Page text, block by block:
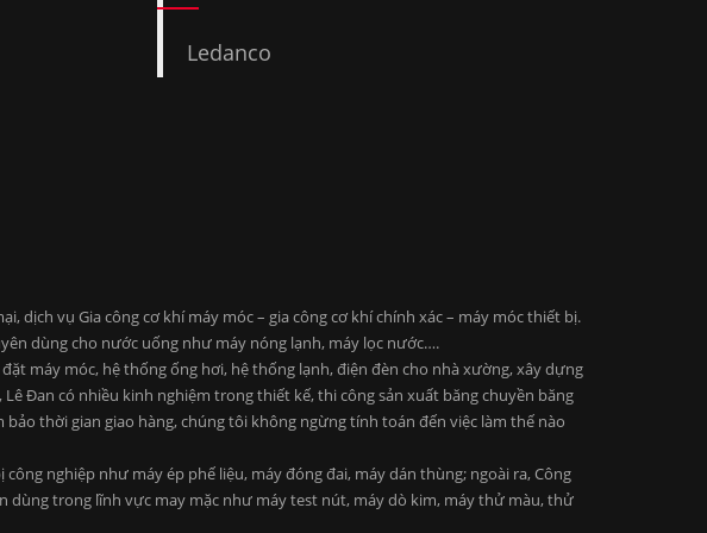
Ledanco
dịch vụ Gia công cơ khí máy móc – gia công cơ khí chính xác – máy móc thiết bị.
dùng cho nước uống như máy nóng lạnh, máy lọc nước….
máy móc, hệ thống ống hơi, hệ thống lạnh, điện đèn cho nhà xường, xây dựng
Đan có nhiều kinh nghiệm trong thiết kế, thi công sản xuất băng chuyền băng
thời gian giao hàng, chúng tôi không ngừng tính toán đến việc làm thế nào
nghiệp như máy ép phế liệu, máy đóng đai, máy dán thùng; ngoài ra, Công
dùng trong lĩnh vực may mặc như máy test nút, máy dò kim, máy thử màu, thử